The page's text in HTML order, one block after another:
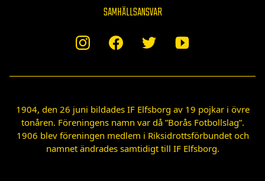
SAMHÄLLSANSVAR
1904, den 26 juni bildades IF Elfsborg av 19 pojkar i övre
tonåren. Föreningens namn var då ”Borås Fotbollslag”.
1906 blev föreningen medlem i Riksidrottsförbundet och
namnet ändrades samtidigt till IF Elfsborg.